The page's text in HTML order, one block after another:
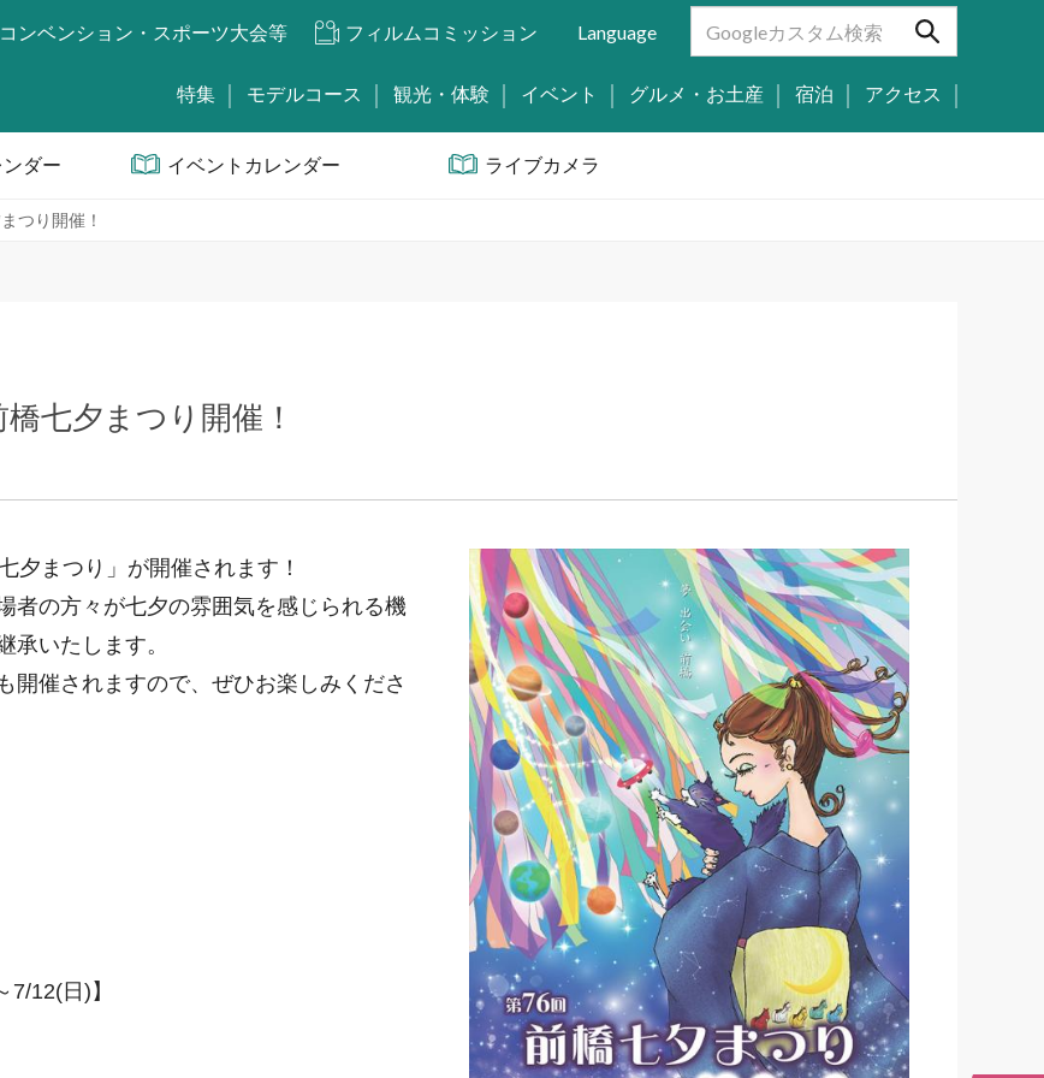
コンベンション・スポーツ大会等 フィルムコミッション Language
特集 モデルコース 観光・体験 イベント グルメ・お土産 宿泊 アクセス
ダー イベントカレンダー ライブカメラ
つり開催！
七夕まつり開催！
夕まつり」が開催されます！
者の方々が七夕の雰囲気を感じられる機
承いたします。
開催されますので、ぜひお楽しみくださ
12(日)】